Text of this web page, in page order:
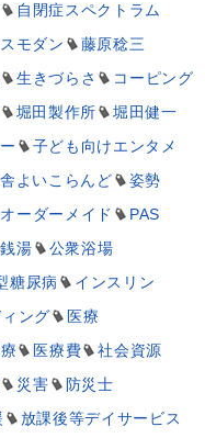
自閉症スペクトラム
モダン
藤原稔三
生きづらさ
コーピング
堀田製作所
堀田健一
子ども向けエンタメ
よいこらんど
姿勢
オーダーメイド
PAS
銭湯
公衆浴場
糖尿病
インスリン
ング
医療
医療費
社会資源
災害
防災士
放課後等デイサービス